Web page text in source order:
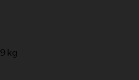
kg